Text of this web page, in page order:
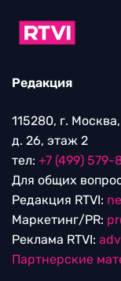
Редакция
115280, г.
д. 26, этаж 2
тел: +7 (499) 579-
Для общих
Редакция RTVI:
Маркетинг/PR:
Реклама RTVI:
Партнерские